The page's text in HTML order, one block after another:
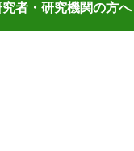
究者・研究機関の方へ
者の紹介
ズ研究の成果
官連携
財産の保有状況（特許）
財産の保有状況（品種）
員の受入
活動不正行為への対応
研究資金への対応